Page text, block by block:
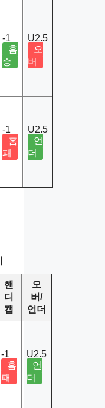
-1
홈
승
U2.5
오
버
-1
홈
패
U2.5
언
더
핸
디
캡
오
버/
언더
-1
홈
패
U2.5
언
더